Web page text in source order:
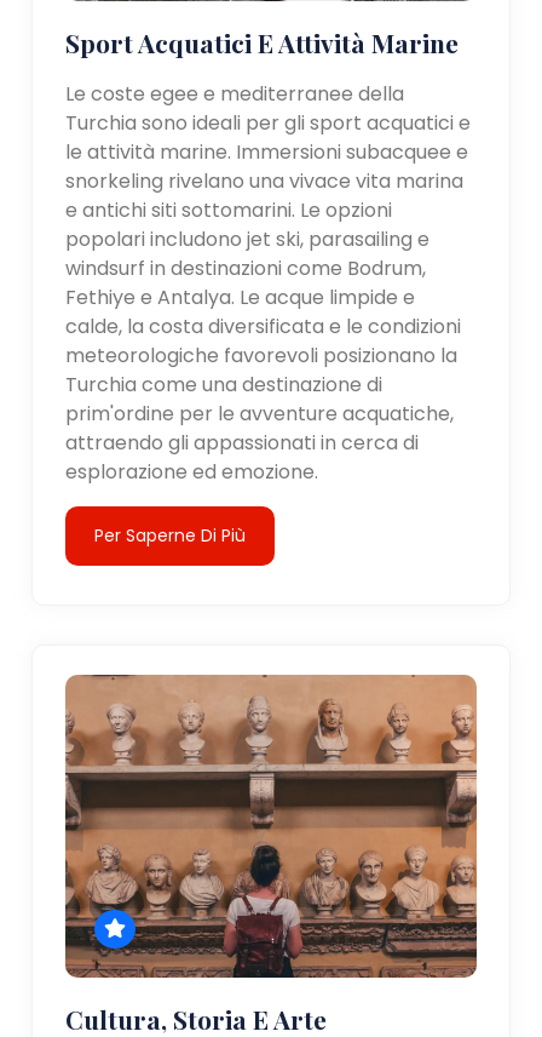
Sport Acquatici E Attività Marine
Le coste egee e mediterranee della
Turchia sono ideali per gli sport acquatici e
le attività marine. Immersioni subacquee e
snorkeling rivelano una vivace vita marina
e antichi siti sottomarini. Le opzioni
popolari includono jet ski, parasailing e
windsurf in destinazioni come Bodrum,
Fethiye e Antalya. Le acque limpide e
calde, la costa diversificata e le condizioni
meteorologiche favorevoli posizionano la
Turchia come una destinazione di
prim'ordine per le avventure acquatiche,
attraendo gli appassionati in cerca di
esplorazione ed emozione.
Per Saperne Di Più
Cultura, Storia E Arte